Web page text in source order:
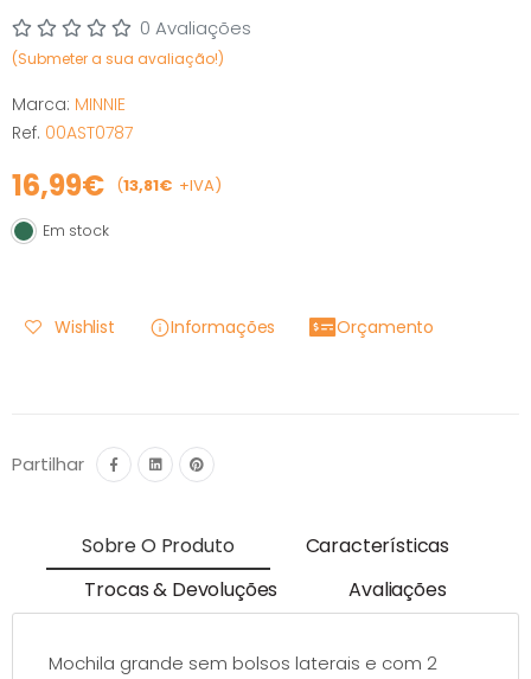
0 Avaliações
(Submeter a sua avaliação!)
Marca: MINNIE
Ref. 00AST0787
16,99€ (13,81€ +IVA)
Em stock
Em stock
Wishlist Informações Orçamento
Partilhar
Sobre O Produto
Características
Trocas & Devoluções
Avaliações
Mochila grande sem bolsos laterais e com 2